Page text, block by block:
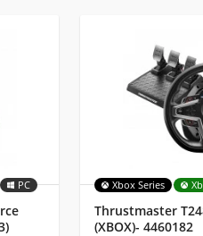
PC Xbox Series
Thrustmaster
(XBOX)- 4460182